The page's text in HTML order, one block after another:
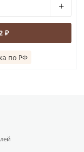
+
₽
по РФ